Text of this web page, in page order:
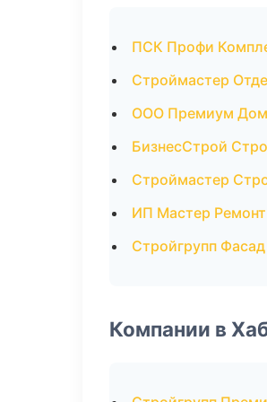
ПСК Профи
Строймастер
ООО Премиум
БизнесСтрой
Строймастер
ИП Мастер
Стройгрупп
Компании в